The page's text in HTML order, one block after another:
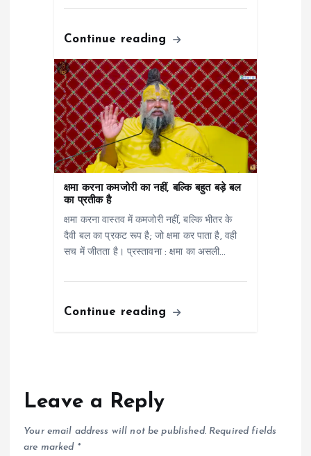
Continue reading
क्षमा करना कमजोरी का नहीं, बल्कि बहुत बड़े बल
का प्रतीक है
क्षमा करना वास्तव में कमजोरी नहीं, बल्कि भीतर के
दैवी बल का प्रकट रूप है; जो क्षमा कर पाता है, वही
सच में जीतता है। प्रस्तावना : क्षमा का असली…
Continue reading
Leave a Reply
Your email address will not be published. Required fields
are marked *